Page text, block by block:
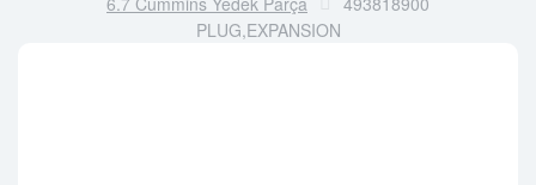
PLUG,EXPANSION